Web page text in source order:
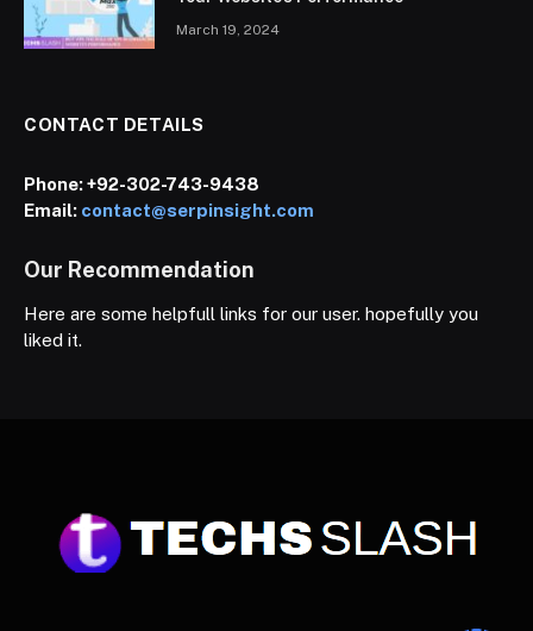
March 19, 2024
CONTACT DETAILS
Phone:+92-302-743-9438
Email: contact@serpinsight.com
Our Recommendation
Here are some helpfull links for our user. hopefully you
liked it.